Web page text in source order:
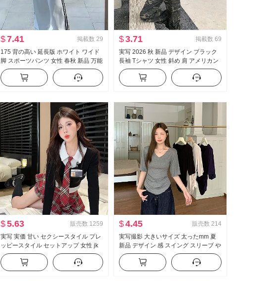
$7.41 掲載数 29
175 背の高い 延長版 ホワイト ワイド
脚 スポーツパンツ 女性 春秋 新品 万能
ストライプ カジュアル フロアレング
ス ズボン
$3.71 掲載数 69
実写 2026 秋 新品 デザイン ブラック
長袖 Tシャツ 女性 斜め 肩 アメリカン
スタイル セクシースタイル オフショ
ルダー オフショルダー トップス
$5.63 販売数 1259
実写 実価 甘い セクシースタイル プレ
ッピースタイル セットアップ 女性 jk
制服 フェイクレイヤード 純 欲 トップ
ス ハーフ スカートパンツ ツーピース
セット
$4.45 販売数 214
実写撮影 大きいサイズ 太ったmm 夏
新品 デザイン 感 スイング スリーブ や
せている t カジュアル スリム効果 スリ
ムフィット 底打ち トップス